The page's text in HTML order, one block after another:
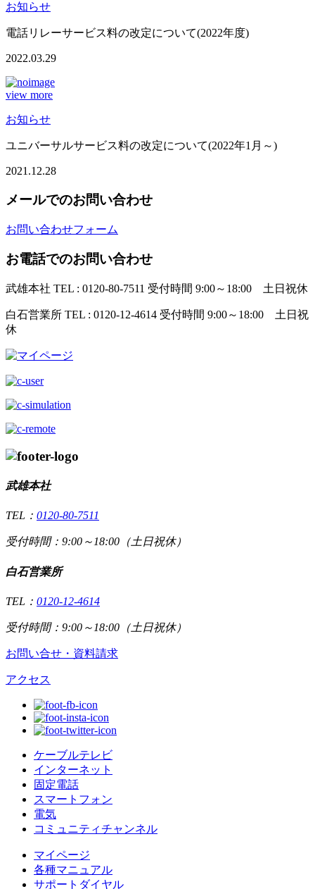
お知らせ
電話リレーサービス料の改定について(2022年度)
2022.03.29
view more
お知らせ
ユニバーサルサービス料の改定について(2022年1月～)
2021.12.28
メールでのお問い合わせ
お問い合わせフォーム
お電話でのお問い合わせ
武雄本社 TEL : 0120-80-7511 受付時間 9:00～18:00 土日祝休
白石営業所 TEL : 0120-12-4614 受付時間 9:00～18:00 土日祝
休
武雄本社
TEL： 0120-80-7511
受付時間：9:00～18:00（土日祝休）
白石営業所
TEL： 0120-12-4614
受付時間：9:00～18:00（土日祝休）
お問い合せ・資料請求
アクセス
ケーブルテレビ
インターネット
固定電話
スマートフォン
電気
コミュニティチャンネル
マイページ
各種マニュアル
サポートダイヤル